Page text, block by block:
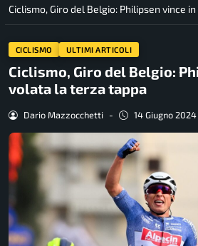
Ciclismo, Giro del Belgio: Philipsen vince
CICLISMO ULTIMI ARTICOLI
Ciclismo, Giro del Belgio:
volata la terza tappa
Dario Mazzocchetti - 14 Giugno 2024